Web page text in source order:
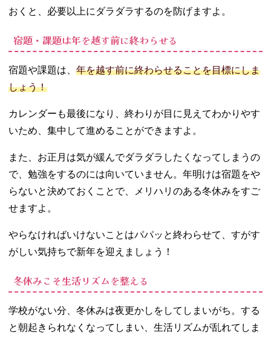
おくと、必要以上にダラダラするのを防げますよ。
宿題・課題は年を越す前に終わらせる
宿題や課題は、 年を越す前に終わらせることを目標にしま
しょう！
カレンダーも最後になり、終わりが目に見えてわかりやす
いため、集中して進めることができますよ。
また、お正月は気が緩んでダラダラしたくなってしまうの
で、勉強をするのには向いていません。年明けは宿題をや
らないと決めておくことで、メリハリのある冬休みをすご
せますよ。
やらなければいけないことはパパッと終わらせて、すがす
がしい気持ちで新年を迎えましょう！
冬休みこそ生活リズムを整える
学校がない分、冬休みは夜更かしをしてしまいがち。する
と朝起きられなくなってしまい、生活リズムが乱れてしま